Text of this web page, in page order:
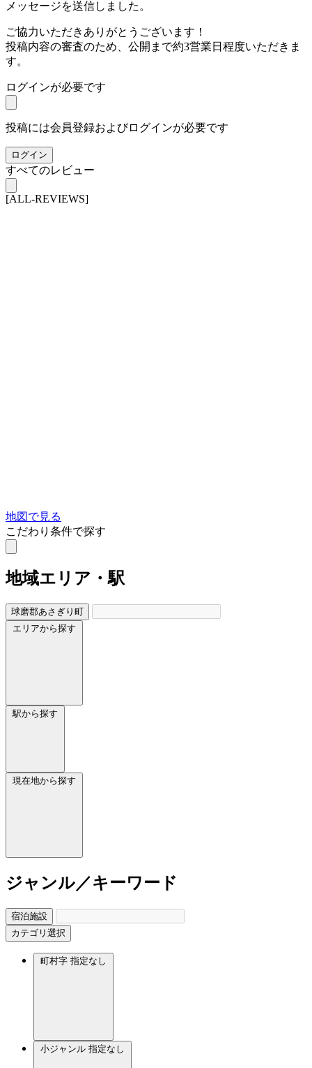
メッセージを送信しました。
ご協力いただきありがとうございます！
投稿内容の審査のため、公開まで約3営業日程度いただきま
す。
ログインが必要です
投稿には会員登録およびログインが必要です
ログイン
すべてのレビュー
[ALL-REVIEWS]
地図で見る
こだわり条件で探す
地域エリア・駅
球磨郡あさぎり町
エリアから探す
駅から探す
現在地から探す
ジャンル／キーワード
宿泊施設
カテゴリ選択
町村字 指定なし
小ジャンル 指定なし